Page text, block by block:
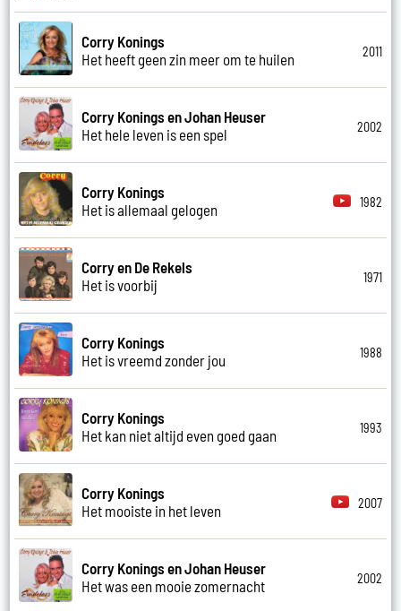
Corry Konings
Het heeft geen zin meer om te huilen
2011
Corry Konings en Johan Heuser
Het hele leven is een spel
2002
Corry Konings
Het is allemaal gelogen
1982
Corry en De Rekels
Het is voorbij
1971
Corry Konings
Het is vreemd zonder jou
1988
Corry Konings
Het kan niet altijd even goed gaan
1993
Corry Konings
Het mooiste in het leven
2007
Corry Konings en Johan Heuser
Het was een mooie zomernacht
2002